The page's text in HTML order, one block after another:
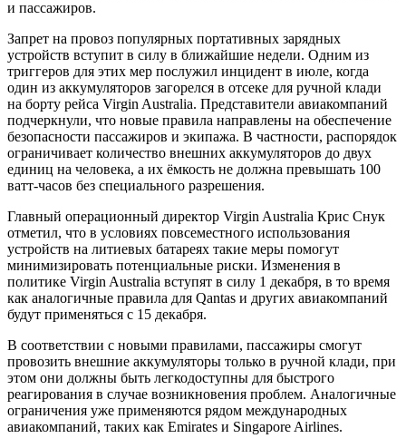
и пассажиров.
Запрет на провоз популярных портативных зарядных
устройств вступит в силу в ближайшие недели. Одним из
триггеров для этих мер послужил инцидент в июле, когда
один из аккумуляторов загорелся в отсеке для ручной клади
на борту рейса Virgin Australia. Представители авиакомпаний
подчеркнули, что новые правила направлены на обеспечение
безопасности пассажиров и экипажа. В частности, распорядок
ограничивает количество внешних аккумуляторов до двух
единиц на человека, а их ёмкость не должна превышать 100
ватт-часов без специального разрешения.
Главный операционный директор Virgin Australia Крис Снук
отметил, что в условиях повсеместного использования
устройств на литиевых батареях такие меры помогут
минимизировать потенциальные риски. Изменения в
политике Virgin Australia вступят в силу 1 декабря, в то время
как аналогичные правила для Qantas и других авиакомпаний
будут применяться с 15 декабря.
В соответствии с новыми правилами, пассажиры смогут
провозить внешние аккумуляторы только в ручной клади, при
этом они должны быть легкодоступны для быстрого
реагирования в случае возникновения проблем. Аналогичные
ограничения уже применяются рядом международных
авиакомпаний, таких как Emirates и Singapore Airlines.